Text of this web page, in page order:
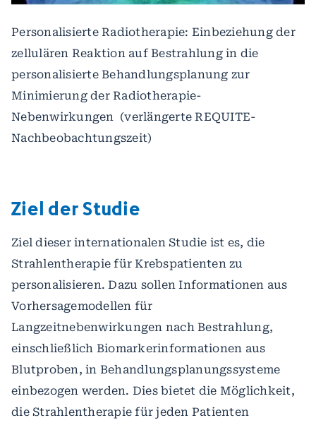
Personalisierte Radiotherapie: Einbeziehung der
zellulären Reaktion auf Bestrahlung in die
personalisierte Behandlungsplanung zur
Minimierung der Radiotherapie-
Nebenwirkungen (verlängerte REQUITE-
Nachbeobachtungszeit)
Ziel der Studie
Ziel dieser internationalen Studie ist es, die
Strahlentherapie für Krebspatienten zu
personalisieren. Dazu sollen Informationen aus
Vorhersagemodellen für
Langzeitnebenwirkungen nach Bestrahlung,
einschließlich Biomarkerinformationen aus
Blutproben, in Behandlungsplanungssysteme
einbezogen werden. Dies bietet die Möglichkeit,
die Strahlentherapie für jeden Patienten